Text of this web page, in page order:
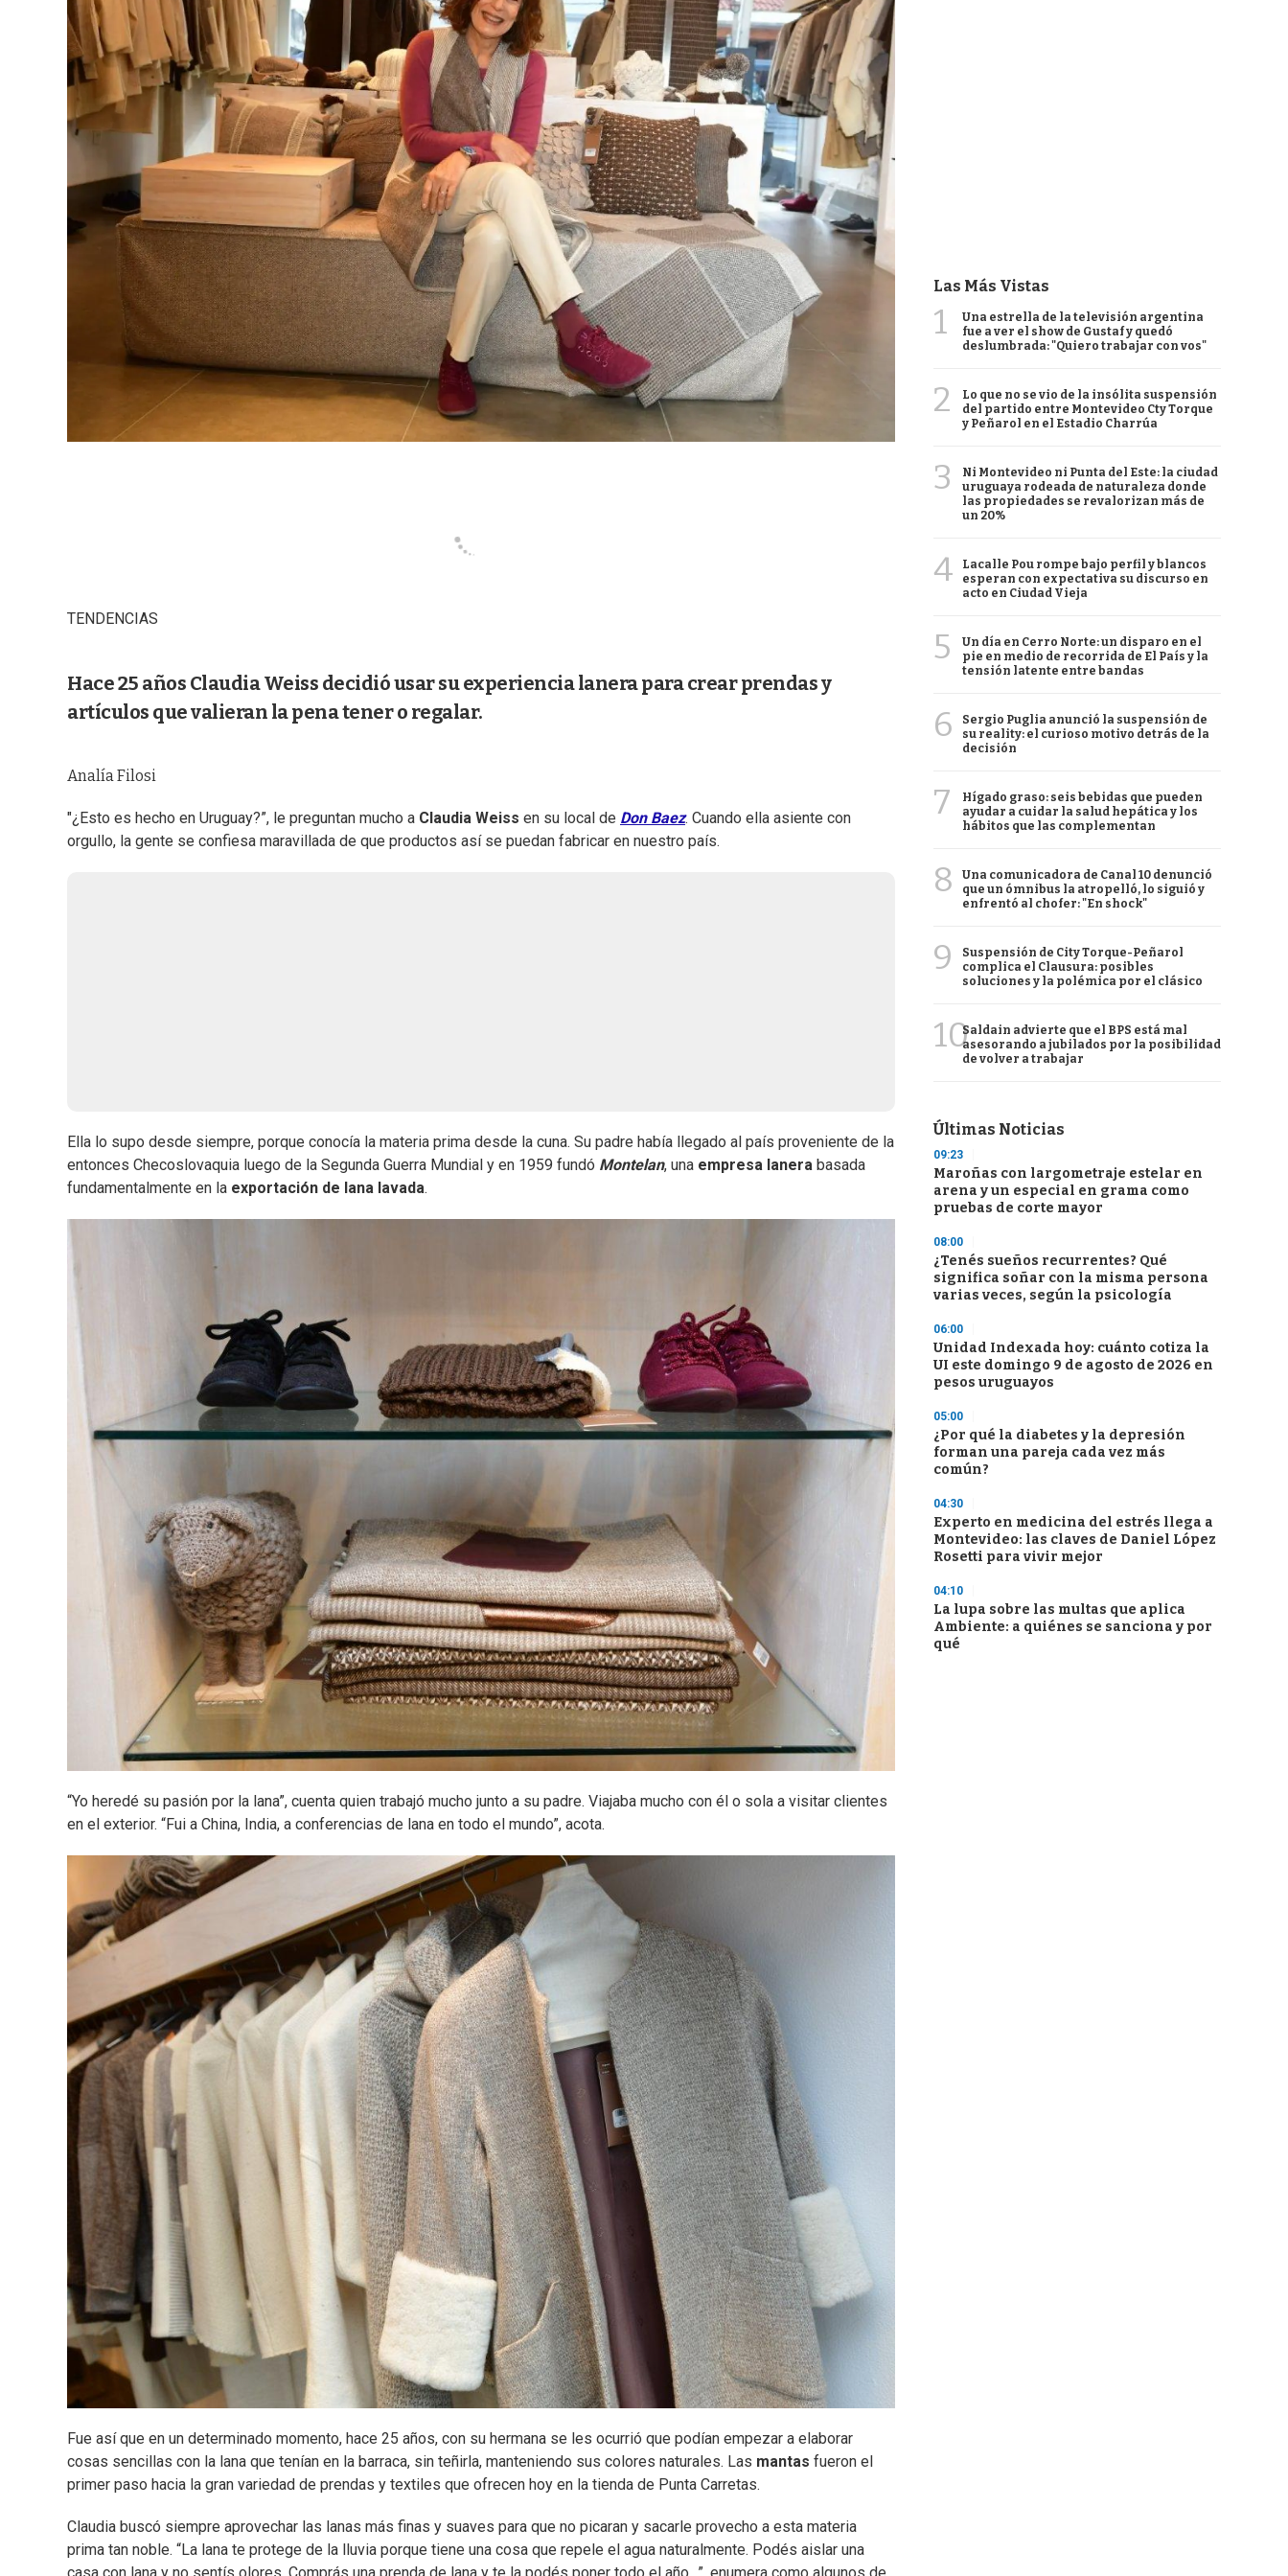
TENDENCIAS
Hace 25 años Claudia Weiss decidió usar su experiencia lanera para crear prendas y
artículos que valieran la pena tener o regalar.
Analía Filosi
"¿Esto es hecho en Uruguay?”, le preguntan mucho a Claudia Weiss en su local de Don Baez. Cuando ella asiente con
orgullo, la gente se confiesa maravillada de que productos así se puedan fabricar en nuestro país.
Ella lo supo desde siempre, porque conocía la materia prima desde la cuna. Su padre había llegado al país proveniente de la
entonces Checoslovaquia luego de la Segunda Guerra Mundial y en 1959 fundó Montelan, una empresa lanera basada
fundamentalmente en la exportación de lana lavada.
“Yo heredé su pasión por la lana”, cuenta quien trabajó mucho junto a su padre. Viajaba mucho con él o sola a visitar clientes
en el exterior. “Fui a China, India, a conferencias de lana en todo el mundo”, acota.
Fue así que en un determinado momento, hace 25 años, con su hermana se les ocurrió que podían empezar a elaborar
cosas sencillas con la lana que tenían en la barraca, sin teñirla, manteniendo sus colores naturales. Las mantas fueron el
primer paso hacia la gran variedad de prendas y textiles que ofrecen hoy en la tienda de Punta Carretas.
Claudia buscó siempre aprovechar las lanas más finas y suaves para que no picaran y sacarle provecho a esta materia
prima tan noble. “La lana te protege de la lluvia porque tiene una cosa que repele el agua naturalmente. Podés aislar una
Las Más Vistas
1
Una estrella de la televisión argentina
fue a ver el show de Gustaf y quedó
deslumbrada: "Quiero trabajar con vos"
2
Lo que no se vio de la insólita suspensión
del partido entre Montevideo Cty Torque
y Peñarol en el Estadio Charrúa
3
Ni Montevideo ni Punta del Este: la ciudad
uruguaya rodeada de naturaleza donde
las propiedades se revalorizan más de
un 20%
4
Lacalle Pou rompe bajo perfil y blancos
esperan con expectativa su discurso en
acto en Ciudad Vieja
5
Un día en Cerro Norte: un disparo en el
pie en medio de recorrida de El País y la
tensión latente entre bandas
6
Sergio Puglia anunció la suspensión de
su reality: el curioso motivo detrás de la
decisión
7
Hígado graso: seis bebidas que pueden
ayudar a cuidar la salud hepática y los
hábitos que las complementan
8
Una comunicadora de Canal 10 denunció
que un ómnibus la atropelló, lo siguió y
enfrentó al chofer: "En shock"
9
Suspensión de City Torque-Peñarol
complica el Clausura: posibles
soluciones y la polémica por el clásico
10Saldain advierte que el BPS está mal
asesorando a jubilados por la posibilidad
de volver a trabajar
Últimas Noticias
09:23
Maroñas con largometraje estelar en
arena y un especial en grama como
pruebas de corte mayor
08:00
¿Tenés sueños recurrentes? Qué
significa soñar con la misma persona
varias veces, según la psicología
06:00
Unidad Indexada hoy: cuánto cotiza la
UI este domingo 9 de agosto de 2026 en
pesos uruguayos
05:00
¿Por qué la diabetes y la depresión
forman una pareja cada vez más
común?
04:30
Experto en medicina del estrés llega a
Montevideo: las claves de Daniel López
Rosetti para vivir mejor
04:10
La lupa sobre las multas que aplica
Ambiente: a quiénes se sanciona y por
qué